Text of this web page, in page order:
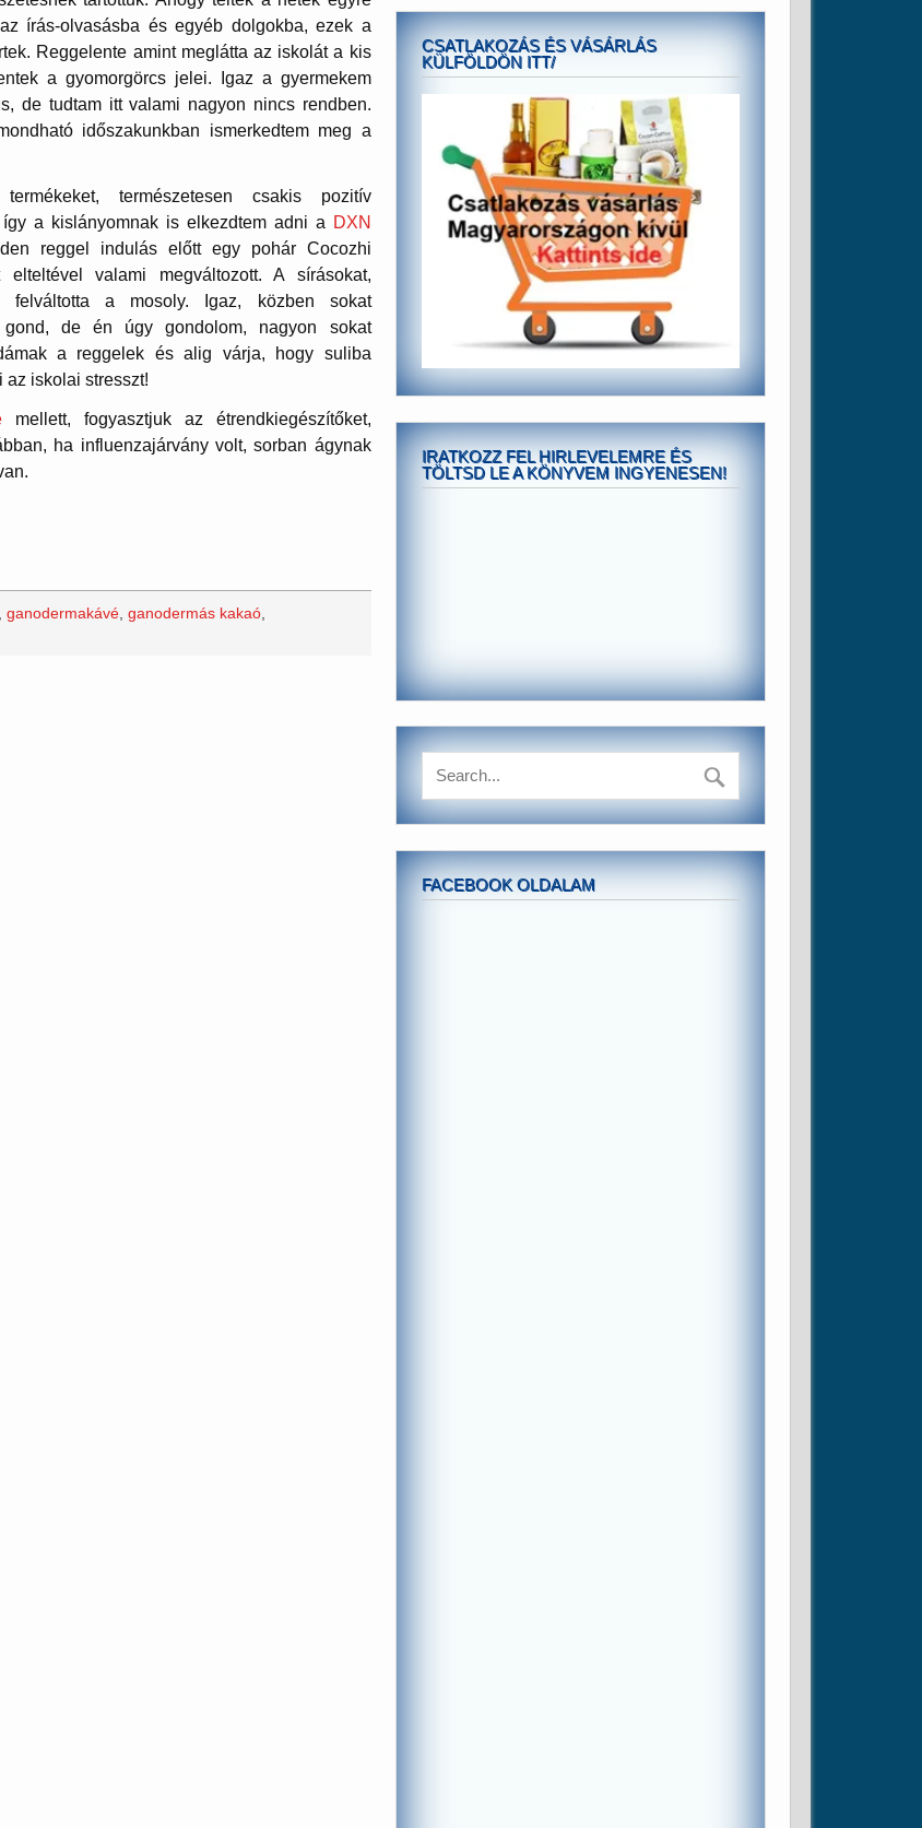
írás-olvasásba és egyéb dolgokba, ezek a
Reggelente amint meglátta az iskolát a kis
a gyomorgörcs jelei. Igaz a gyermekem
de tudtam itt valami nagyon nincs rendben.
időszakunkban ismerkedtem meg a
természetesen csakis pozitív
így a kislányomnak is elkezdtem adni a DXN
reggel indulás előtt egy pohár Cocozhi
valami megváltozott. A sírásokat,
felváltotta a mosoly. Igaz, közben sokat
de én úgy gondolom, nagyon sokat
a reggelek és alig várja, hogy suliba
az iskolai stresszt!
mellett, fogyasztjuk az étrendkiegészítőket,
ha influenzajárvány volt, sorban ágynak
,ganodermakávé ,ganodermás kakaó
CSATLAKOZÁS ÉS VÁSÁRLÁS
KÜLFÖLDÖN ITT/
IRATKOZZ FEL HIRLEVELEMRE ÉS
TÖLTSD LE A KÖNYVEM INGYENESEN!
FACEBOOK OLDALAM